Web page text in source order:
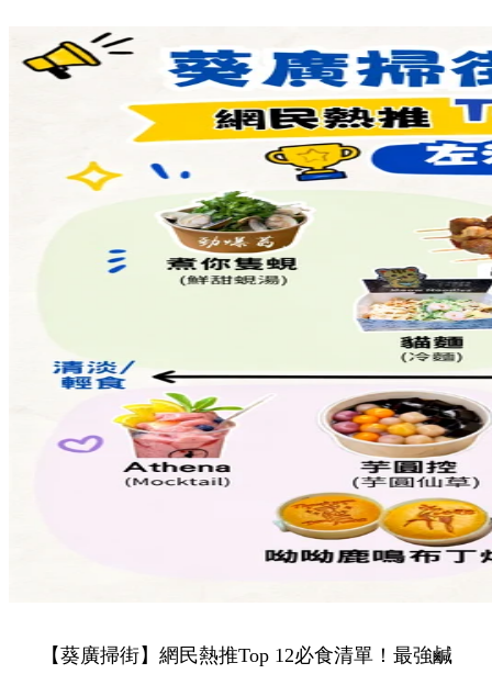
【葵廣掃街】網民熱推Top 12必食清單！最強鹹